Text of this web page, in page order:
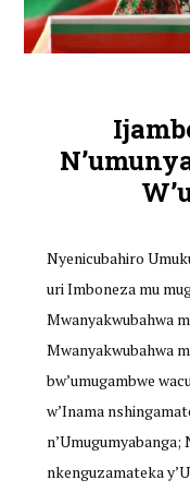
Nyenicubahiro
uri Imboneza mu
Mwanyakwubahwa
Mwanyakwubahwa
bw’umugambwe
w’Inama
n’Umugumyabanga;
nkenguzamateka